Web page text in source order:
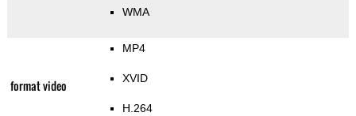
WMA
format video
MP4
XVID
H.264